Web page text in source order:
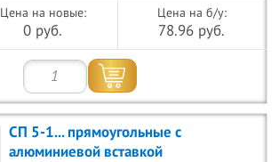
Цена на новые:
0 руб.
Цена на б/у:
78.96 руб.
СП 5-1... прямоугольные с
алюминиевой вставкой